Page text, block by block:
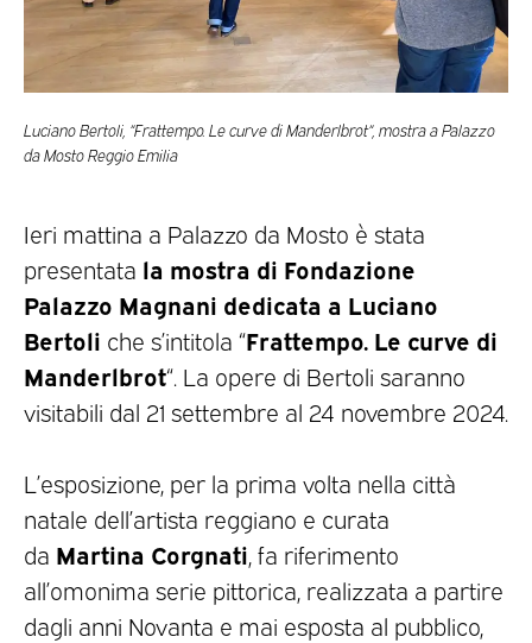
Luciano Bertoli, “Frattempo. Le curve di Manderlbrot“, mostra a Palazzo
da Mosto Reggio Emilia
Ieri mattina a Palazzo da Mosto è stata
presentata la mostra di Fondazione
Palazzo Magnani dedicata a Luciano
Bertoli che s’intitola “Frattempo. Le curve di
Manderlbrot“. La opere di Bertoli saranno
visitabili dal 21 settembre al 24 novembre 2024.
L’esposizione, per la prima volta nella città
natale dell’artista reggiano e curata
da Martina Corgnati , fa riferimento
all’omonima serie pittorica, realizzata a partire
dagli anni Novanta e mai esposta al pubblico,